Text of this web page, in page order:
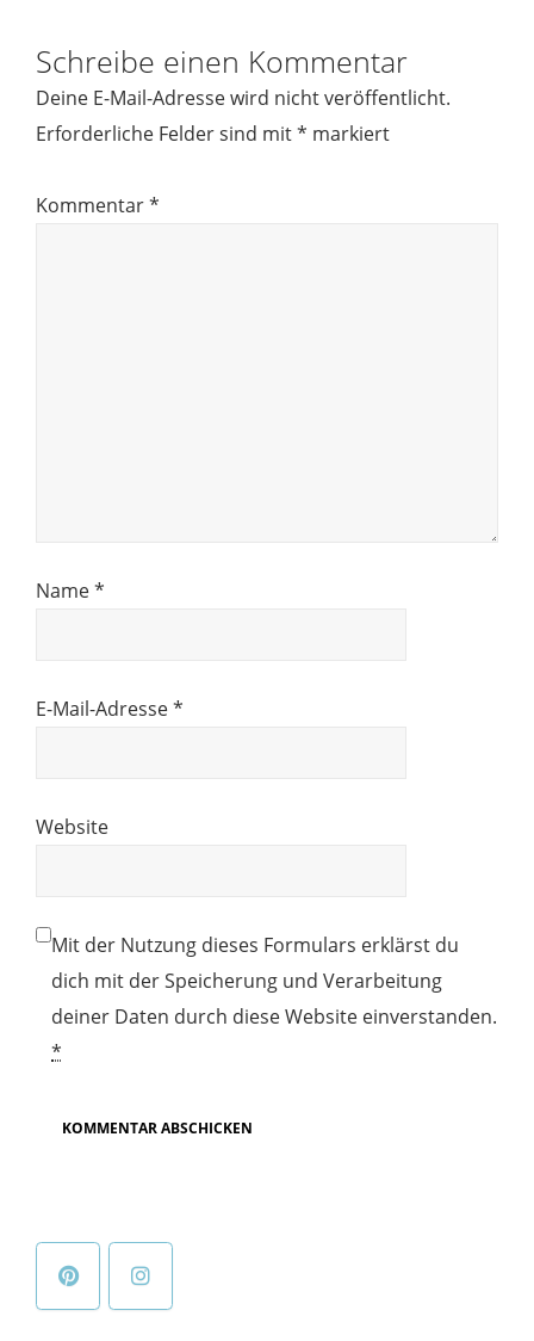
Schreibe einen Kommentar
Deine E-Mail-Adresse wird nicht veröffentlicht.
Erforderliche Felder sind mit* markiert
Kommentar*
Name*
E-Mail-Adresse*
Website
Mit der Nutzung dieses Formulars erklärst du
dich mit der Speicherung und Verarbeitung
deiner Daten durch diese Website einverstanden.
*